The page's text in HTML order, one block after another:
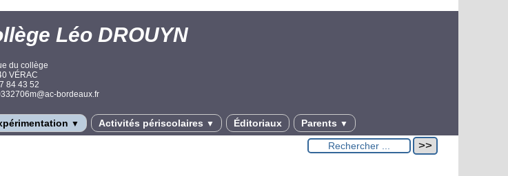
Léo DROUYN
du collège
VÉRAC
84 43 52
bordeaux.fr
▼ Activités périscolaires ▼ Éditoriaux Parents ▼